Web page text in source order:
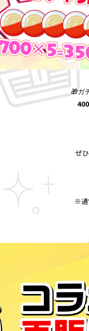
🎁ガ
ぜ
※通